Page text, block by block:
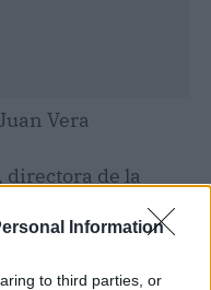
Information
to third parties, or
Vera
directora de la